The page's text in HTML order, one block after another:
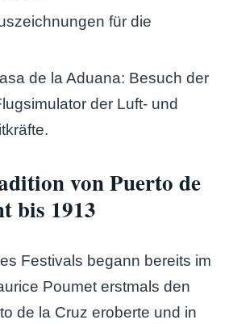
für die
de la Aduana: Besuch der
der Luft- und
von Puerto de
bis 1913
Festivals begann bereits im
Poumet erstmals den
de la Cruz eroberte und in